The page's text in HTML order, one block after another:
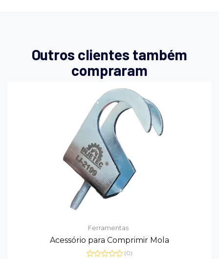
Outros clientes também
compraram
Ferramentas
Acessório para Comprimir Mola
(0)